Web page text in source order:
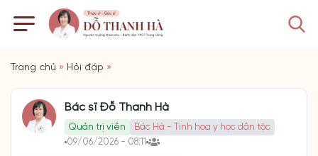
Trang chủ » Hỏi đáp »
Bác sĩ Đỗ Thanh Hà
Quản trị viên
Bác Hà - Tinh hoa y học dân tộc
09/06/2026 - 08:11